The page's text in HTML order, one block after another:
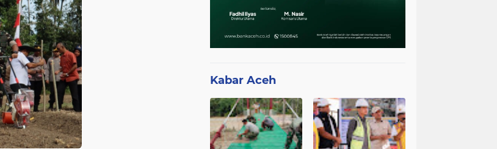
Kabar Aceh